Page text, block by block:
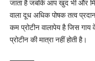
जाता है जबकि आप खुद भी और
वाला दूध अधिक पोषक तत्व
कम प्रोटीन वालापेय है जिस
प्रोटीन की मात्रा नहीं होती है।